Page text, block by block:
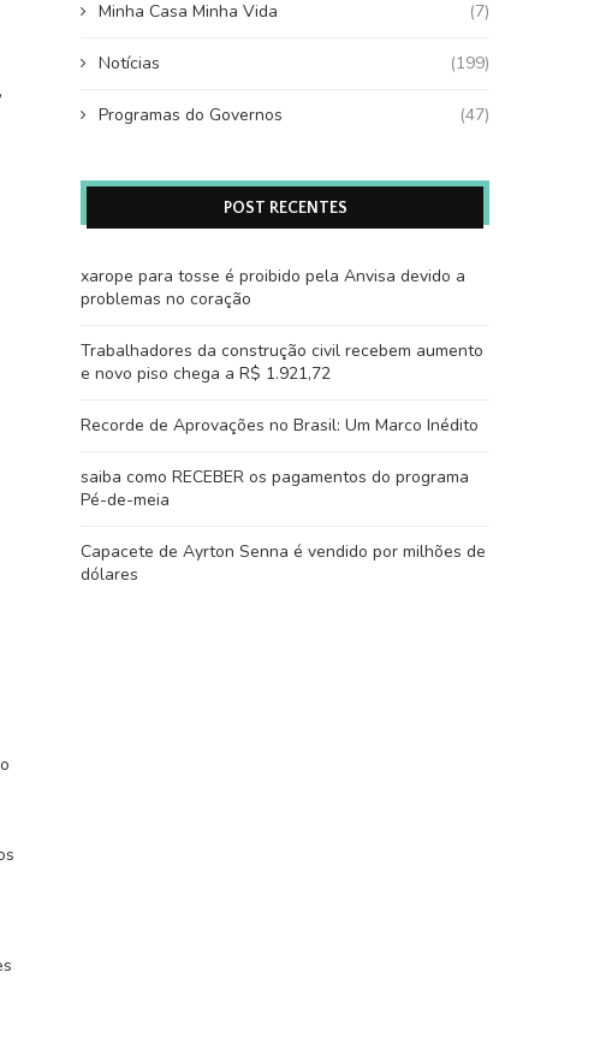
Minha Casa Minha Vida (7)
Notícias (199)
Programas do Governos (47)
POST RECENTES
xarope para tosse é proibido pela Anvisa devido a
problemas no coração
Trabalhadores da construção civil recebem aumento
e novo piso chega a R$ 1.921,72
Recorde de Aprovações no Brasil: Um Marco Inédito
saiba como RECEBER os pagamentos do programa
Pé-de-meia
Capacete de Ayrton Senna é vendido por milhões de
dólares